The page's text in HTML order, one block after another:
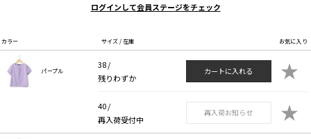
ログインして会員ステージをチェック
カラー サイズ / 在庫 お気に入り
パープル
38 /
残りわずか
カートに入れる ★
40 /
再入荷受付中
再入荷お知らせ ★